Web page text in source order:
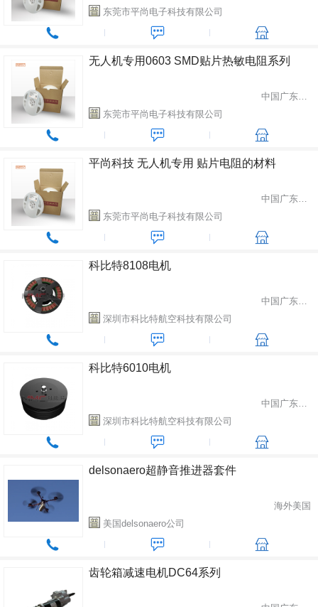
东莞市平尚电子科技有限公司
无人机专用0603 SMD贴片热敏电阻系列
中国广东省东莞市
东莞市平尚电子科技有限公司
平尚科技 无人机专用 贴片电阻的材料
中国广东省东莞市
东莞市平尚电子科技有限公司
科比特8108电机
中国广东省深圳市
深圳市科比特航空科技有限公司
科比特6010电机
中国广东省深圳市
深圳市科比特航空科技有限公司
delsonaero超静音推进器套件
海外美国
美国delsonaero公司
齿轮箱减速电机DC64系列